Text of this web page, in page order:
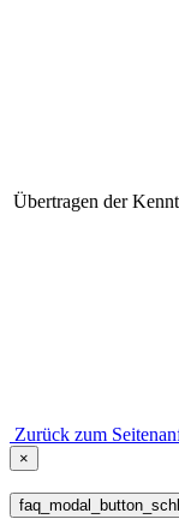
Übertragen der
Zurück zum
×